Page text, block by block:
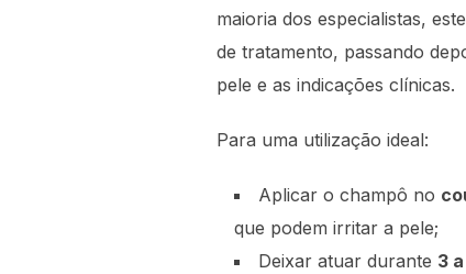
maioria dos especialistas,
de tratamento, passando
pele e as indicações clínicas.
Para uma utilização ideal:
Aplicar o champô no
que podem irritar a pele;
Deixar atuar durante 3